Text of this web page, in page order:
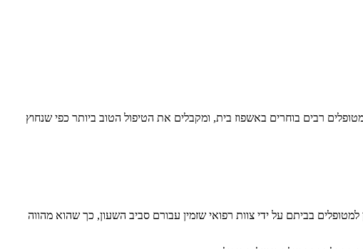
רבים בוחרים באשפוז בית, ומקבלים את הטיפול הטוב ביותר כפי שנחוץ
בביתם על ידי צוות רפואי שזמין עבורם סביב השעון, כך שהוא מהווה